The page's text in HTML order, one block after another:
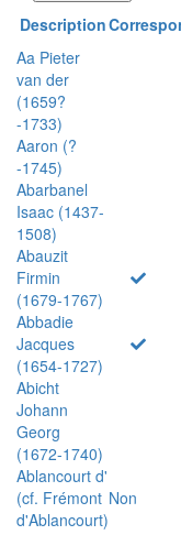
Description
Aa Pieter
van der
(1659?
-1733)
Aaron (?
-1745)
Abarbanel
Isaac (1437-
1508)
Abauzit
Firmin
(1679-1767)
Abbadie
Jacques
(1654-1727)
Abicht
Johann
Georg
(1672-1740)
Ablancourt d'
(cf. Frémont
d'Ablancourt)
Non